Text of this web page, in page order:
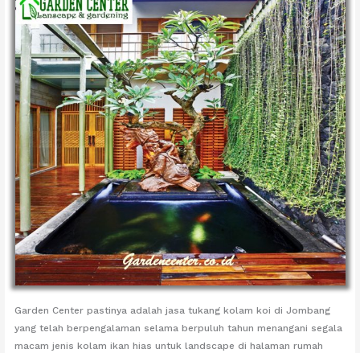
Garden Center pastinya adalah jasa tukang kolam koi di Jombang
yang telah berpengalaman selama berpuluh tahun menangani segala
macam jenis kolam ikan hias untuk landscape di halaman rumah